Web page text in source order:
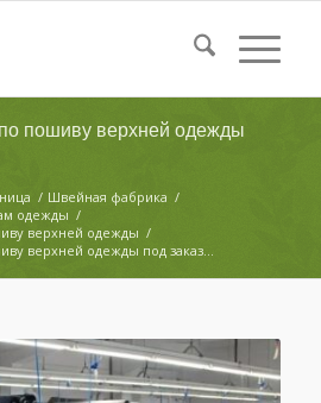
пошиву верхней одежды
/ Швейная фабрика /
одежды /
верхней одежды /
верхней одежды под заказ...